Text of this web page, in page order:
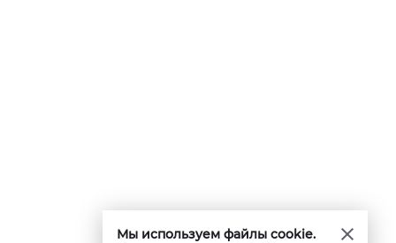
Мы используем файлы cookie.